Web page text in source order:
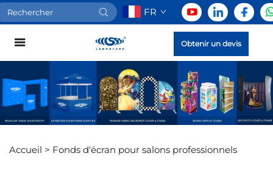
FR
Obtenir un devis
Accueil > Fonds d'écran pour salons professionnels